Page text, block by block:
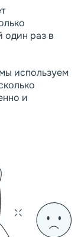
один раз в
используем
и